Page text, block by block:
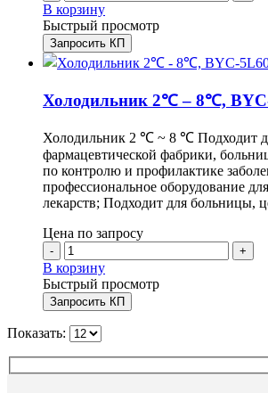
В корзину
Быстрый просмотр
Запросить КП
Холодильник 2℃ – 8℃,
Холодильник 2 ℃ ~ 8 ℃ Подходит
фармацевтической фабрики,
по контролю и профилактике
профессиональное оборудование
лекарств; Подходит для больницы,
Цена по запросу
- +
В корзину
Быстрый просмотр
Запросить КП
Показать: